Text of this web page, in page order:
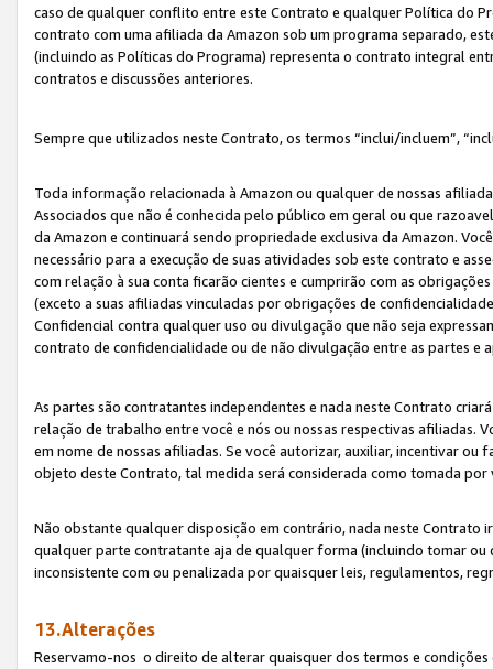
caso de qualquer conflito entre este Contrato e qualquer Política do
contrato com uma afiliada da Amazon sob um programa separado,
(incluindo as Políticas do Programa) representa o contrato integral
contratos e discussões anteriores.
Sempre que utilizados neste Contrato, os termos “inclui/incluem”,
Toda informação relacionada à Amazon ou qualquer de nossas
Associados que não é conhecida pelo público em geral ou que
da Amazon e continuará sendo propriedade exclusiva da Amazon.
necessário para a execução de suas atividades sob este contrato e
com relação à sua conta ficarão cientes e cumprirão com as
(exceto a suas afiliadas vinculadas por obrigações de
Confidencial contra qualquer uso ou divulgação que não seja
contrato de confidencialidade ou de não divulgação entre as partes e
As partes são contratantes independentes e nada neste Contrato
relação de trabalho entre você e nós ou nossas respectivas afiliadas.
em nome de nossas afiliadas. Se você autorizar, auxiliar, incentivar
objeto deste Contrato, tal medida será considerada como tomada por
Não obstante qualquer disposição em contrário, nada neste
qualquer parte contratante aja de qualquer forma (incluindo tomar ou
inconsistente com ou penalizada por quaisquer leis, regulamentos,
13.Alterações
Reservamo-nos o direito de alterar quaisquer dos termos e